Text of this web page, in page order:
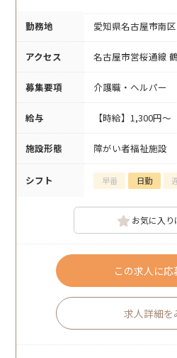
勤務地 愛知県名古屋市南区
アクセス 名古屋市営桜通線
募集要項 介護職・ヘルパー
給与 【時給】1,300円～
施設形態 障がい者福祉施設
シフト 早番 日勤
お気に入り
この求人に応
求人詳細を